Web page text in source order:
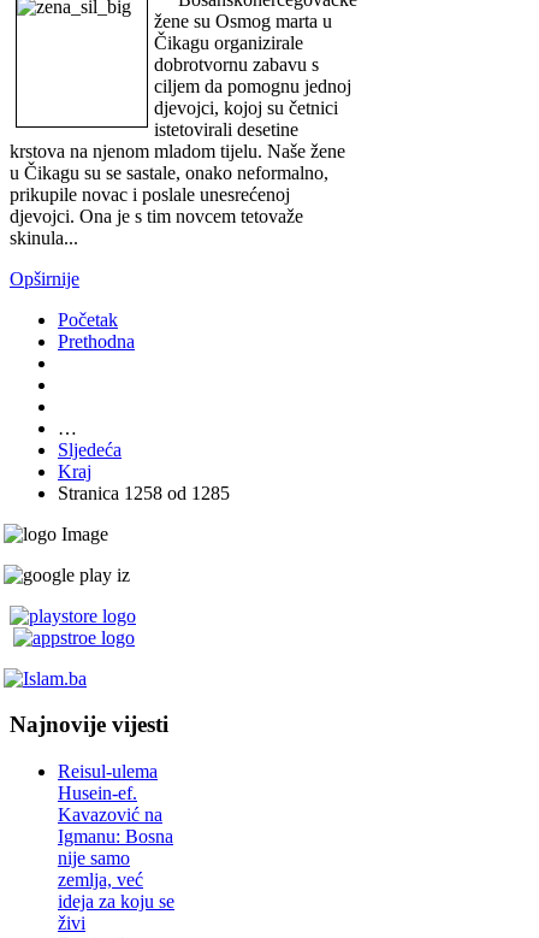
žene su Osmog marta u
Čikagu organizirale
dobrotvornu zabavu s
ciljem da pomognu jednoj
djevojci, kojoj su četnici
istetovirali desetine
krstova na njenom mladom tijelu. Naše žene
u Čikagu su se sastale, onako neformalno,
prikupile novac i poslale unesrećenoj
djevojci. Ona je s tim novcem tetovaže
skinula...
Opširnije
Početak
Prethodna
…
Sljedeća
Kraj
Stranica 1258 od 1285
Najnovije vijesti
Reisul-ulema
Husein-ef.
Kavazović na
Igmanu: Bosna
nije samo
zemlja, već
ideja za koju se
živi